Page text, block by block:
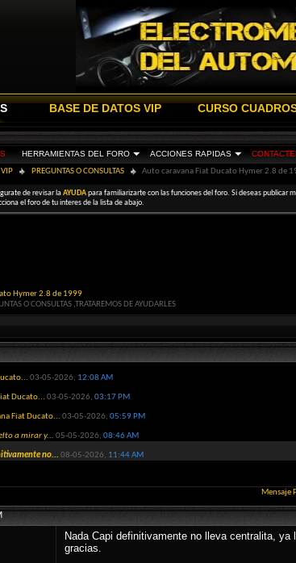
HERRAMIENTAS DEL FORO ACCIONES RAPIDAS
BASE DE DATOS VIP CURSO
VIP PREGUNTAS O CONSULTAS Auto caravana Fiat Ducato Hymer 2.8 de
de revisar laAYUDApara familiarizarte con las funciones del foro. Si deseas publicar
el foro de tu interes de la lista de abajo.
Hymer 2.8 de 1999
O CONSULTAS ,TRATAREMOS DE AYUDARLES
03-05-2026, 12:08 AM
Ducato... 03-05-2026, 03:17 PM
Fiat Ducato... 03-05-2026, 05:59 PM
a mirar y... 05-05-2026, 08:46 AM
no... 08-05-2026, 11:44 AM
Mensaje
Nada Capi definitivamente no lleva centralita,
gracias.